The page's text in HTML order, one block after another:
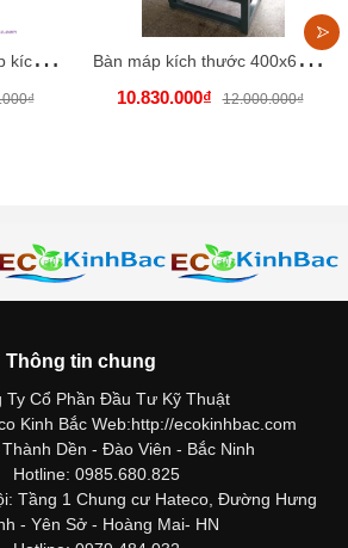
B
àn rà chuẩn, bàn máp kích thước 400x500x100mm B
àn máp kích thước 400x630x100 chiều cao 800mm.
10.830.000₫ 12.000.000₫
Thông tin chung
Ty Cổ Phần Đầu Tư Kỹ Thuật
Kinh Bắc Web:http://ecokinhbac.com
Dền - Đào Viên - Bắc Ninh
Hotline: 0985.680.825
Tầng 1 Chung cư Hateco, Đường Hưng
- Yên Sở - Hoàng Mai- HN